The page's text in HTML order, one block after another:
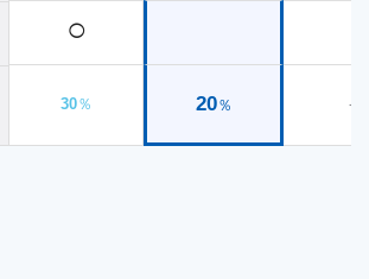
点から、就業規則を作成しなおす
た。 その他に経営者様の親族の方
ただくなどして顧問契約をご活用
ます。
◯
30％ 20％ -